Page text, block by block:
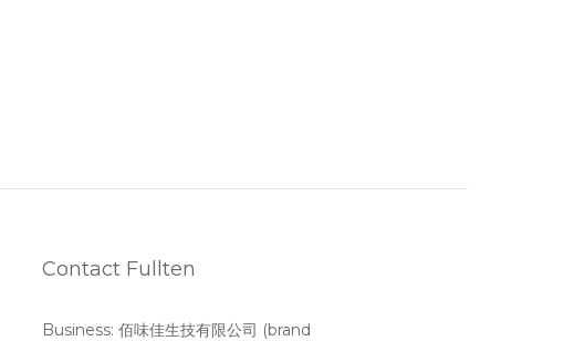
Contact Fullten
Business: 佰味佳生技有限公司 (brand